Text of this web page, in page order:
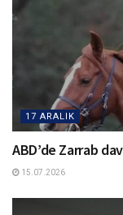
17 ARALIK
ABD’de Zarrab
15.07.2026